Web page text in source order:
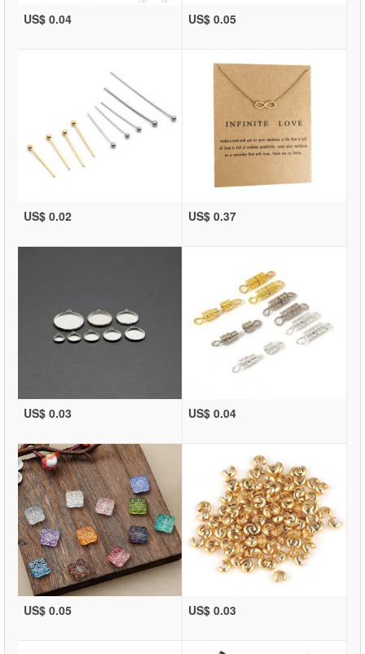
US$ 0.04 US$ 0.05
US$ 0.02 US$ 0.37
US$ 0.03 US$ 0.04
US$ 0.05 US$ 0.03